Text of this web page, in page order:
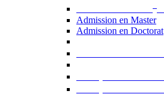
Admission en Master
Admission en Doctorat